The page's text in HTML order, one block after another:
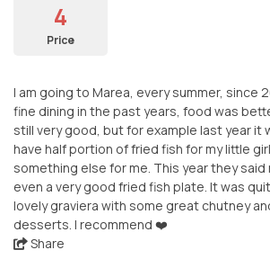
4
Price
I am going to Marea, every summer, since
fine dining in the past years, food was
still very good, but for example last year it
have half portion of fried fish for my little
something else for me. This year they
even a very good fried fish plate. It was
lovely graviera with some great chutney
desserts. I recommend ❤️
Share